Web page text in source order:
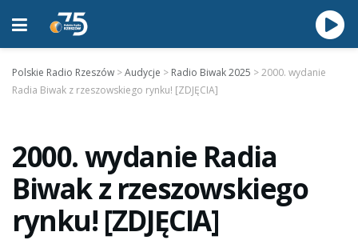
Polskie Radio Rzeszów >Audycje > Radio Biwak 2025 >2000. wydanie
Radia Biwak z rzeszowskiego rynku! [ZDJĘCIA]
2000. wydanie Radia
Biwak z rzeszowskiego
rynku! [ZDJĘCIA]